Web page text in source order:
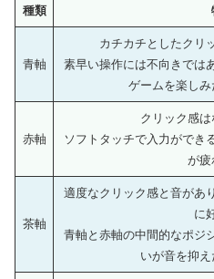
種類
青軸
カチカチとしたクリ
素早い操作には不向きでは
ゲームを楽し
赤軸
クリック感
ソフトタッチで入力ができ
が疲
茶軸
適度なクリック感と音があ
に
青軸と赤軸の中間的なポジ
いが音を抑